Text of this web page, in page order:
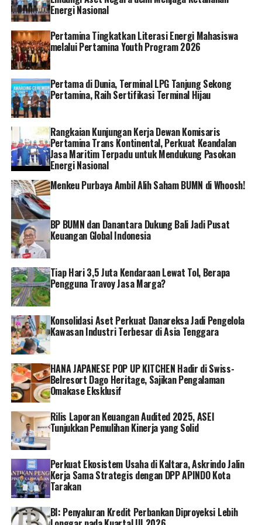
memiliki peranan penting dalam komunikasi publik
harus ikut berpartisipasi aktif menyuarakan berita,
kebijakan ataupun kinerja dari BUMN sehingga bisa
membangun kebanggaan atas perusahaan tempat
karyawan bernaung”, jelas Erick.
Pada malam BCOMSS Awarding Night 2023 diumumkan
dua bidang, yaitu dalam bidang communication dan juga
dalam bidang sustainability yang mana penilaian untuk
setiap kategori dilakukan oleh tim juri yang sudah
mumpuni dalam bidangnya, ada Maudy Ayunda dan
Reisa Brotoasmoro untuk juri bidang communications.
Sedangkan untuk bidang sustainability ada Andy F. Noya
dan Juniati Gunawan yang duduk sebagai tim juri.
Dalam kesempatan itu Maudy selaku tim dewan juri
menyampaikan bahwa penilaian perlombaan BCOMSS
2023 ini bersifat independen dan transparan. “Kita
sebagai tim dewan juri bahkan tidak melihat dari sisi
BUMN nya melainkan program dan pemaparan dari
submission nya sehingga kami menjamin bahwa
penilaian ini benar-benar objektif”, jelasnya.
Selain corporate communication yang menjadi pokok
bahasan dalam kegiatan BCOMSS Awarding Night 2023,
Corporate Social Responsibility (CSR) atau biasa kita
sebut Tanggung Jawab Sosial dan Lingkungan (TJSL)
juga menjadi pokok bahasan. Menurut Erick Thohir TJSL
yang disalurkan BUMN harus memiliki sifat sustainability
agar manfaat yang dirasakan masyarakat bisa terus
men-challenge dalam hal sustainability, agar program
yang berkelanjutan bisa diterima di masyarakat dan juga
menjadi solusi untuk masyarakat dan juga untuk BUMN”,
pungkas Erick.
Energi Nasional
Pertamina Tingkatkan Literasi Energi Mahasiswa
melalui Pertamina Youth Program 2026
Pertama di Dunia, Terminal LPG Tanjung Sekong
Pertamina, Raih Sertifikasi Terminal Hijau
Rangkaian Kunjungan Kerja Dewan Komisaris
Pertamina Trans Kontinental, Perkuat Keandalan
Jasa Maritim Terpadu untuk Mendukung Pasokan
Energi Nasional
Menkeu Purbaya Ambil Alih Saham BUMN di Whoosh!
BP BUMN dan Danantara Dukung Bali Jadi Pusat
Keuangan Global Indonesia
Tiap Hari 3,5 Juta Kendaraan Lewat Tol, Berapa
Pengguna Travoy Jasa Marga?
Konsolidasi Aset Perkuat Danareksa Jadi Pengelola
Kawasan Industri Terbesar di Asia Tenggara
HANA JAPANESE POP UP KITCHEN Hadir di Swiss-
Belresort Dago Heritage, Sajikan Pengalaman
Omakase Eksklusif
Rilis Laporan Keuangan Audited 2025, ASEI
Tunjukkan Pemulihan Kinerja yang Solid
Perkuat Ekosistem Usaha di Kaltara, Askrindo Jalin
Kerja Sama Strategis dengan DPP APINDO Kota
Tarakan
BI: Penyaluran Kredit Perbankan Diproyeksi Lebih